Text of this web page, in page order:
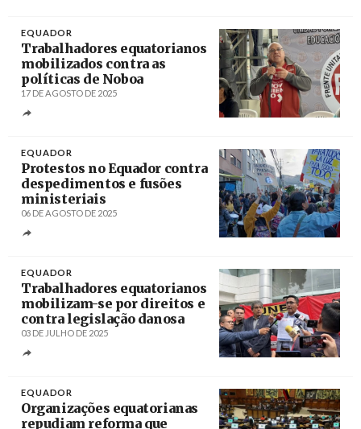
EQUADOR
Trabalhadores equatorianos
mobilizados contra as
políticas de Noboa
17 DE AGOSTO DE 2025
EQUADOR
Protestos no Equador contra
despedimentos e fusões
ministeriais
06 DE AGOSTO DE 2025
EQUADOR
Trabalhadores equatorianos
mobilizam-se por direitos e
contra legislação danosa
03 DE JULHO DE 2025
EQUADOR
Organizações equatorianas
repudiam reforma que